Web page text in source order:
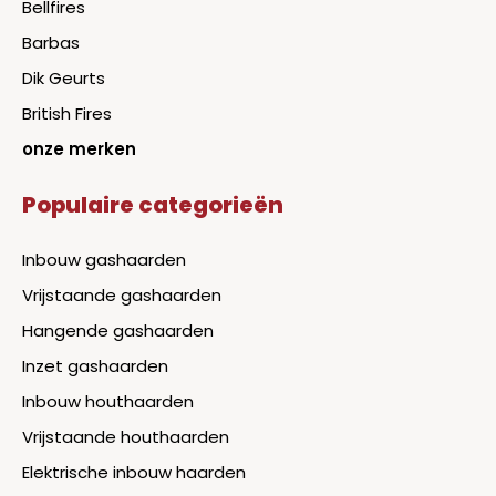
Bellfires
Barbas
Dik Geurts
British Fires
onze merken
Populaire categorieën
Inbouw gashaarden
Vrijstaande gashaarden
Hangende gashaarden
Inzet gashaarden
Inbouw houthaarden
Vrijstaande houthaarden
Elektrische inbouw haarden